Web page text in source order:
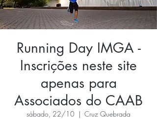
Running Day IMGA -
Inscrições neste site
apenas para
Associados do CAAB
sábado, 22/10
  |
Cruz Quebrada